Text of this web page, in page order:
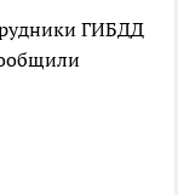
ГИБДД